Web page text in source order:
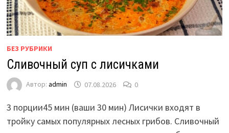
БЕЗ РУБРИКИ
Сливочный суп с лисичками
Автор: admin 07.08.2026 0
3 порции45 мин (ваши 30 мин) Лисички входят в
тройку самых популярных лесных грибов. Сливочный